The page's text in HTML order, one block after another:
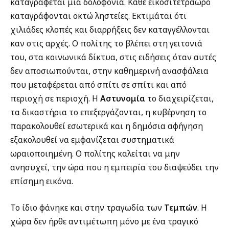
καταγράφονται οκτώ ληστείες. Εκτιμάται ότι
χιλιάδες κλοπές και διαρρήξεις δεν καταγγέλλονται
καν στις αρχές. Ο πολίτης το βλέπει στη γειτονιά
του, στα κοινωνικά δίκτυα, στις ειδήσεις όταν αυτές
δεν αποσιωπούνται, στην καθημερινή ανασφάλεια
που μεταφέρεται από σπίτι σε σπίτι και από
περιοχή σε περιοχή. Η Αστυνομία το διαχειρίζεται,
τα δικαστήρια το επεξεργάζονται, η κυβέρνηση το
παρακολουθεί εσωτερικά και η δημόσια αφήγηση
εξακολουθεί να εμφανίζεται συστηματικά
ωραιοποιημένη. Ο πολίτης καλείται να μην
ανησυχεί, την ώρα που η εμπειρία του διαψεύδει την
επίσημη εικόνα.
Το ίδιο φάνηκε και στην τραγωδία των Τεμπών. Η
χώρα δεν ήρθε αντιμέτωπη μόνο με ένα τραγικό